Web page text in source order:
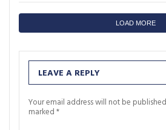
LOAD MORE
LEAVE A REPLY
Your email address will not be
marked *